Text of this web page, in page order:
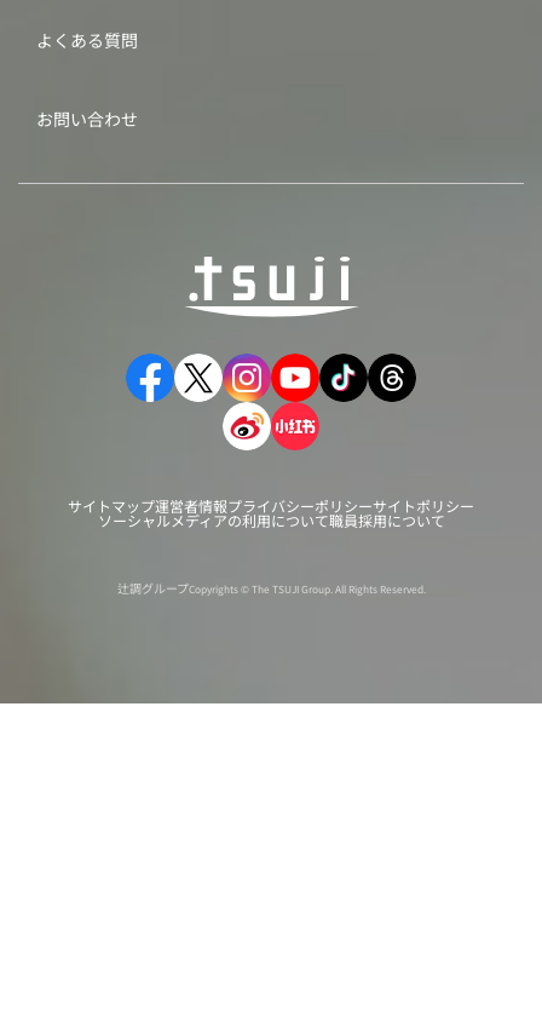
よくある質問
お問い合わせ
サイトマップ運営者情報プライバシーポリシーサイトポリシー
ソーシャルメディアの利用について職員採用について
辻調グループCopyrights © The TSUJI Group. All Rights Reserved.